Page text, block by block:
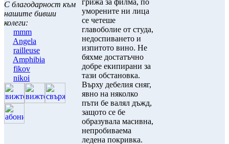
С благодарност към
нашите бивши
колеги:
mmm
Angela
railleuse
Amphibia
fikov
nikoi
грижа за филма, по
уморените ни лица
се четеше
главоболие от студа,
недоспиването и
изпитото вино. Не
бяхме достатъчно
добре екипирани за
тази обстановка.
Върху дебелия сняг,
явно на няколко
пъти бе валял дъжд,
защото се бе
образувала масивна,
непробиваема
ледена покривка.